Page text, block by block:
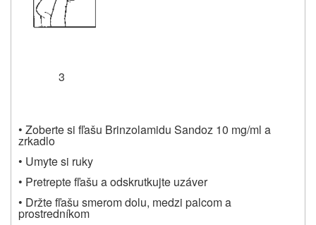
3
• Zoberte si fľašu Brinzolamidu Sandoz 10 mg/ml a
zrkadlo
• Umyte si ruky
• Pretrepte fľašu a odskrutkujte uzáver
• Držte fľašu smerom dolu, medzi palcom a
prostredníkom